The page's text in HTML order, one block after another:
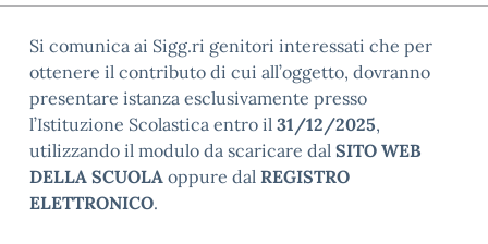
Si comunica ai Sigg.ri genitori interessati che per
ottenere il contributo di cui all’oggetto, dovranno
presentare istanza esclusivamente presso
l’Istituzione Scolastica entro il 31/12/2025,
utilizzando il modulo da scaricare dal SITO WEB
DELLA SCUOLA oppure dal REGISTRO
ELETTRONICO.